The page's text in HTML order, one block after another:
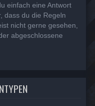
einfach eine Antwort
dass du die Regeln
nicht gerne gesehen,
abgeschlossene